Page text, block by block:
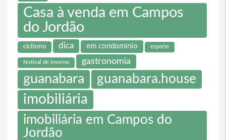
Casa à venda em Campos
do Jordão
ciclismo dica em condomínio esporte
festival de inverno gastronomia
guanabara guanabara.house
imobiliária
imobiliária em Campos do
Jordão